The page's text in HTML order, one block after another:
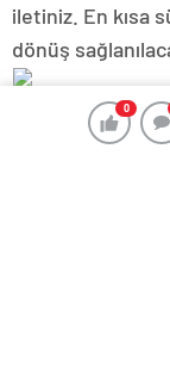
0
iletiniz. En kısa
dönüş
İngiltere’de
Covid-19’dan